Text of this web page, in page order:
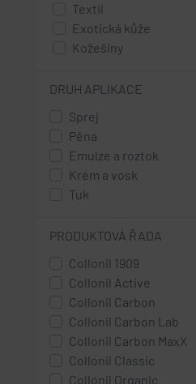
Textil
Exotická kůže
Kožešiny
Rouno
DRUH APLIKACE
Sprej
Pěna
Emulze a roztok
Krém a vosk
Tuk
PRODUKTOVÁ ŘADA
Collonil 1909
Collonil Active
Collonil Carbon
Collonil Carbon Lab
Collonil Carbon MaxX
Collonil Classic
Collonil Organic